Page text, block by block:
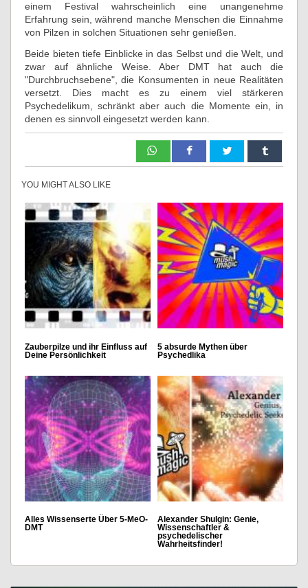
einem Festival wahrscheinlich eine unangenehme
Erfahrung sein, während manche Menschen die Einnahme
von Pilzen in solchen Situationen sehr genießen.
Beide bieten tiefe Einblicke in das Selbst und die Welt, und
zwar auf ähnliche Weise. Aber DMT hat auch die
"Durchbruchsebene", die Konsumenten in neue Realitäten
versetzt. Dies macht es zu einem viel stärkeren
Psychedelikum, schränkt aber auch die Momente ein, in
denen es sinnvoll eingesetzt werden kann.
YOU MIGHT ALSO LIKE
Zauberpilze und ihr Einfluss auf
Deine Persönlichkeit
5 absurde Mythen über
Psychedlika
Alles Wissenserte Über 5-MeO-
DMT
Alexander Shulgin: Genie,
Wissenschaftler &
psychedelischer
Wahrheitsfinder!